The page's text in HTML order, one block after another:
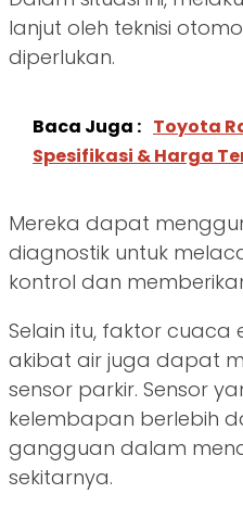
lanjut oleh teknisi
diperlukan.
Baca Juga : Toyota
Spesifikasi & Harga
Mereka dapat
diagnostik untuk
kontrol dan
Selain itu, faktor cuaca
akibat air juga dapat
sensor parkir. Sensor
kelembapan berlebih
gangguan dalam
sekitarnya.